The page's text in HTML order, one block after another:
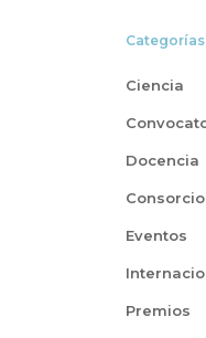
Categorías
Ciencia
Docencia
Consorcio
Eventos
Premios